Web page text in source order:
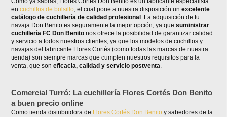
encuchillos de bolsillo, el cual pone a nuestra disposición unexcelente
catálogo de cuchillería de calidad profesional . La adquisición de tu
navaja Don Benito es seguramente la mejor opción, ya quesuministrar
cuchillería FC Don Benitonos ofrece la posibilidad de garantizar calidad
y servicio a todos nuestros clientes, ya que los modelos de cuchillos y
navajas del fabricante Flores Cortés (como todas las marcas de nuestra
tienda) son siempre marcas que cumplen nuestros requisitos para la
venta, que soneficacia, calidad y servicio postventa.
Comercial Turró: La cuchillería Flores Cortés Don Benito
a buen precio online
Como tienda distribuidora de Flores Cortés Don Benito y sabedores de la